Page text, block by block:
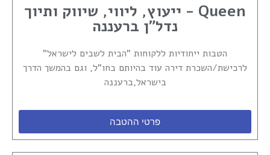
Queen - ייעוץ, ליווי, שיווק ותיוך
נדל"ן ברעננה
הטבות ייחודיות ללקוחות "הבית לשבים לישראל"
לרכישת/השכרת דירה עוד בהיותם בחו"ל, וגם בהמשך הדרך
בישראל,ברעננה
פרטי ההטבה